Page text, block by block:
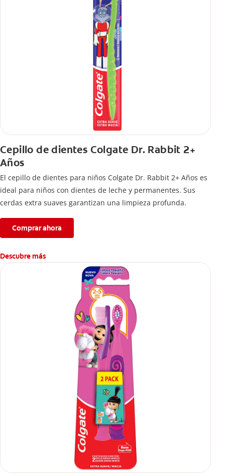
Cepillo de dientes Colgate Dr. Rabbit 2+
Años
El cepillo de dientes para niños Colgate Dr. Rabbit 2+ Años es
ideal para niños con dientes de leche y permanentes. Sus
cerdas extra suaves garantizan una limpieza profunda.
Comprar ahora
Descubre más